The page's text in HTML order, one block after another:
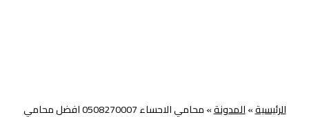
الرئيسية»المدونة»
محامي الاحساء 0508270007 افضل محامي